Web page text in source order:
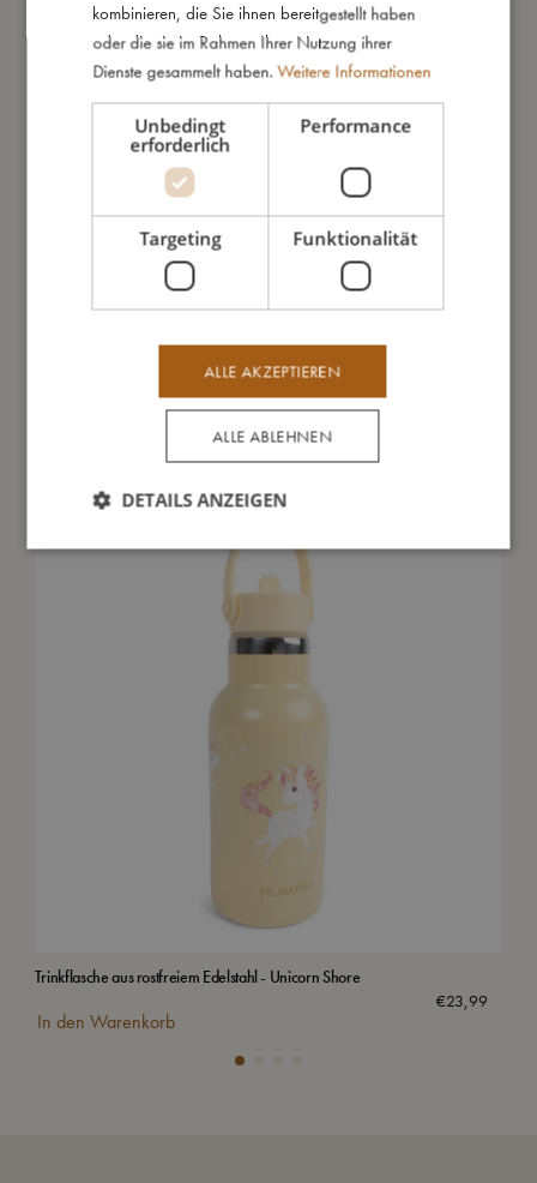
So groß bin ich
Daraus bin ich gemacht
So kannst Du mich pflegen
Das könnte dir auch gefallen
Trinkflasche aus rostfreiem Edelstahl - Unicorn Shore
€23,99
In den Warenkorb
kombinieren, die Sie ihnen bereitgestellt haben
oder die sie im Rahmen Ihrer Nutzung ihrer
Dienste gesammelt haben. Weitere Informationen
Unbedingt
erforderlich
Performance
Targeting Funktionalität
ALLE AKZEPTIEREN
ALLE ABLEHNEN
DETAILS ANZEIGEN